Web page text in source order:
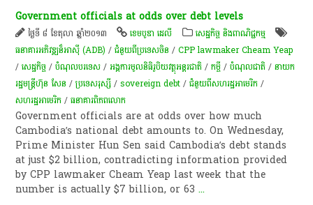
Government officials at odds over debt levels
ថ្ងៃទី ៨ ខែតុលា ឆ្នាំ២០១៣ ខេមបូឌា ដេលី
សេដ្ឋកិច្ច និងពាណិជ្ជកម្ម
ធនាគារអភិវឌ្ឍន៏អាស៊ី (ADB) /ជំនួយពីប្រទេសចិន /CPP lawmaker Cheam Yeap
/សេដ្ឋកិច្ច /បំណុលបរទេស /អង្គការមូលនិធិរូបិយវត្ថុអន្តរជាតិ /កម្ចី​ /បំណុលជាតិ /នាយក
រដ្ឋមន្ត្រីហ៊ុន សែន /ប្រទេសរុស្សី /sovereign debt /ជំនួយពីសហរដ្ឋអាមេរិក /
សហរដ្ឋអាមេរិក /ធនាគារពិភពលោក
Government officials are at odds over how much
Cambodia’s national debt amounts to. On Wednesday,
Prime Minister Hun Sen said Cambodia’s debt stands
at just $2 billion, contradicting information provided
by CPP lawmaker Cheam Yeap last week that the
number is actually $7 billion, or 63...